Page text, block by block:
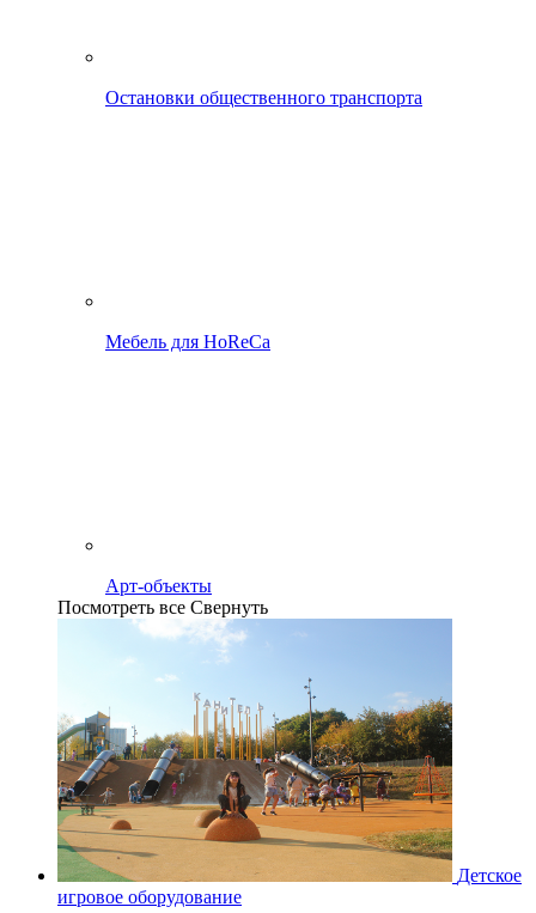
Остановки общественного транспорта
Мебель для HoReCa
Арт-объекты
Посмотреть все Свернуть
Детское
игровое оборудование